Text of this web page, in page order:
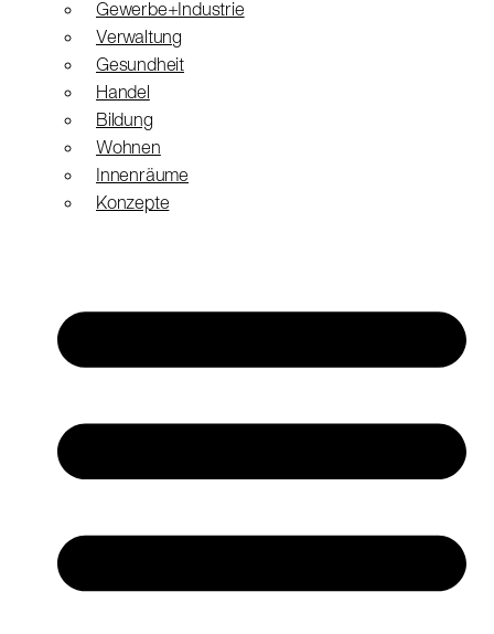
Gewerbe+Industrie
Verwaltung
Gesundheit
Handel
Bildung
Wohnen
Innenräume
Konzepte